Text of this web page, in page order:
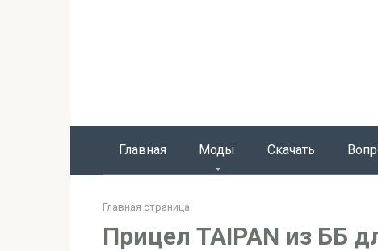
Главная Моды Скачать
Главная страница
Прицел TAIPAN из ББ